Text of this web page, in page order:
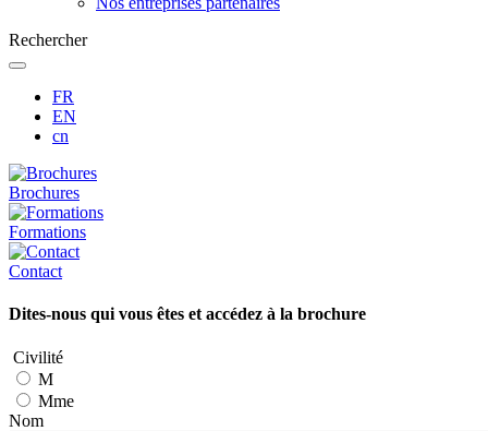
Rechercher
FR
EN
cn
Brochures
Formations
Contact
Dites-nous qui vous êtes et accédez à la brochure
Civilité
M
Mme
Nom